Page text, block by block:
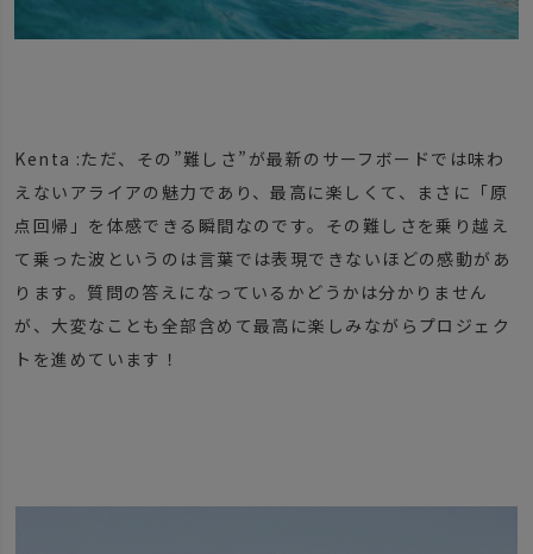
Kenta :ただ、その”難しさ”が最新のサーフボードでは味わ
えないアライアの魅力であり、最高に楽しくて、まさに「原
点回帰」を体感できる瞬間なのです。その難しさを乗り越え
て乗った波というのは言葉では表現できないほどの感動があ
ります。質問の答えになっているかどうかは分かりません
が、大変なことも全部含めて最高に楽しみながらプロジェク
トを進めています！